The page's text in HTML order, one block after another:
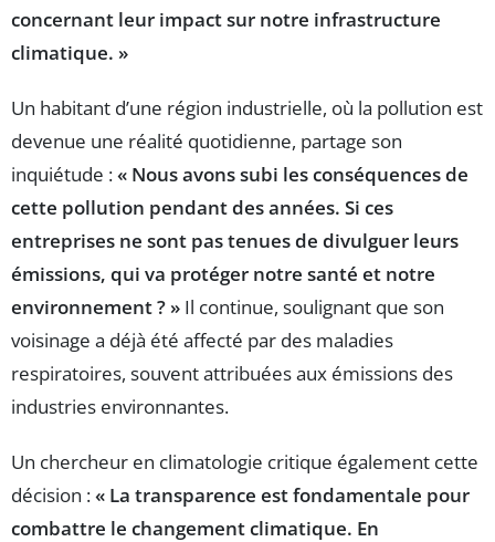
concernant leur impact sur notre infrastructure
climatique. »
Un habitant d’une région industrielle, où la pollution est
devenue une réalité quotidienne, partage son
inquiétude :« Nous avons subi les conséquences de
cette pollution pendant des années. Si ces
entreprises ne sont pas tenues de divulguer leurs
émissions, qui va protéger notre santé et notre
environnement ? » Il continue, soulignant que son
voisinage a déjà été affecté par des maladies
respiratoires, souvent attribuées aux émissions des
industries environnantes.
Un chercheur en climatologie critique également cette
décision :« La transparence est fondamentale pour
combattre le changement climatique. En